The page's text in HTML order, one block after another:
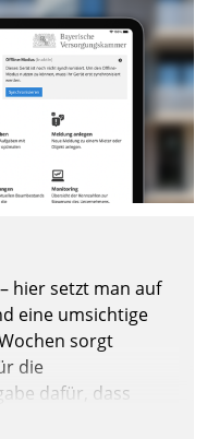
hier setzt man auf
eine umsichtige
sorgt
die
dafür, dass
so es sein muss,